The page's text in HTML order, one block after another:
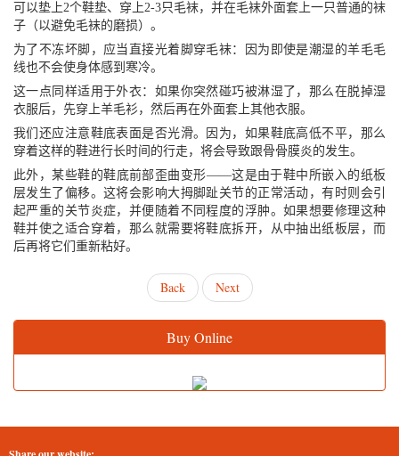
可以垫上2个鞋垫、穿上2-3只毛袜，并在毛袜外面套上一只普通的袜
子（以避免毛袜的磨损）。
为了不冻坏脚，应当直接光着脚穿毛袜：因为即使是潮湿的羊毛毛
线也不会使身体感到寒冷。
这一点同样适用于外衣：如果你突然碰巧被淋湿了，那么在脱掉湿
衣服后，先穿上羊毛衫，然后再在外面套上其他衣服。
我们还应注意鞋底表面是否光滑。因为，如果鞋底高低不平，那么
穿着这样的鞋进行长时间的行走，将会导致跟骨骨膜炎的发生。
此外，某些鞋的鞋底前部歪曲变形——这是由于鞋中所嵌入的纸板
层发生了偏移。这将会影响大拇脚趾关节的正常活动，有时则会引
起严重的关节炎症，并便随着不同程度的浮肿。如果想要修理这种
鞋并使之适合穿着，那么就需要将鞋底拆开，从中抽出纸板层，而
后再将它们重新粘好。
Back Next
Buy Online